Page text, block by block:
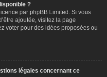
?
par phpBB Limited. Si vous
ajoutée, visitez la page
voter pour des idées proposées ou
légales concernant ce